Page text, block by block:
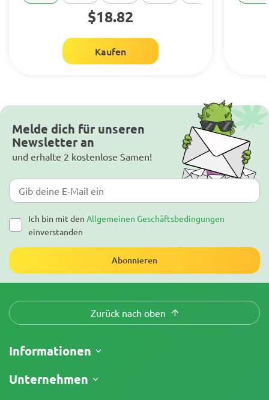
$18.82
Kaufen
Melde dich für unseren
Newsletter an
und erhalte 2 kostenlose Samen!
Ich bin mit den Allgemeinen Geschäftsbedingungen
einverstanden
Abonnieren
Zurück nach oben
Informationen
Versand
Unternehmen